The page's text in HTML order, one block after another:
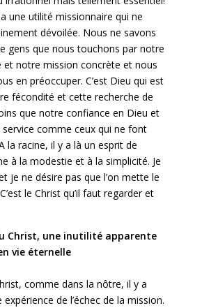
une utilité missionnaire qui ne
dévoilée. Nous ne savons
gens que nous touchons par notre
et notre mission concrète et nous
en préoccuper. C’est Dieu qui est
fécondité et cette recherche de
que notre confiance en Dieu et
comme ceux qui ne font
la racine, il y a là un esprit de
à la modestie et à la simplicité. Je
je ne désire pas que l’on mette le
le Christ qu’il faut regarder et
Christ, une inutilité apparente
vie éternelle
comme dans la nôtre, il y a
de l’échec de la mission.